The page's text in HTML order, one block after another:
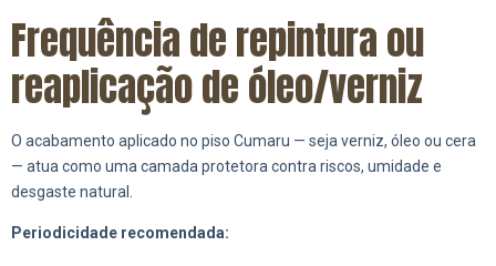
Frequência de repintura ou
reaplicação de óleo/verniz
O acabamento aplicado no piso Cumaru — seja verniz, óleo ou cera
— atua como uma camada protetora contra riscos, umidade e
desgaste natural.
Periodicidade recomendada: